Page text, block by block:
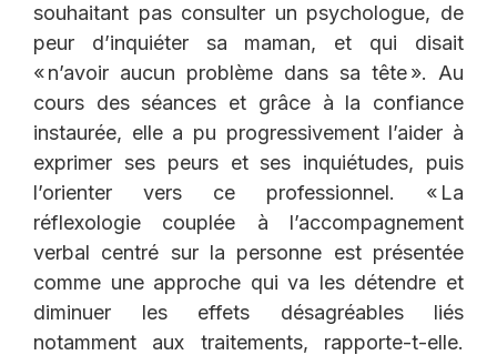
souhaitant pas consulter un psychologue, de
peur d’inquiéter sa maman, et qui disait
« n’avoir aucun problème dans sa tête ». Au
cours des séances et grâce à la confiance
instaurée, elle a pu progressivement l’aider à
exprimer ses peurs et ses inquiétudes, puis
l’orienter vers ce professionnel. « La
réflexologie couplée à l’accompagnement
verbal centré sur la personne est présentée
comme une approche qui va les détendre et
diminuer les effets désagréables liés
notamment aux traitements, rapporte-t-elle.